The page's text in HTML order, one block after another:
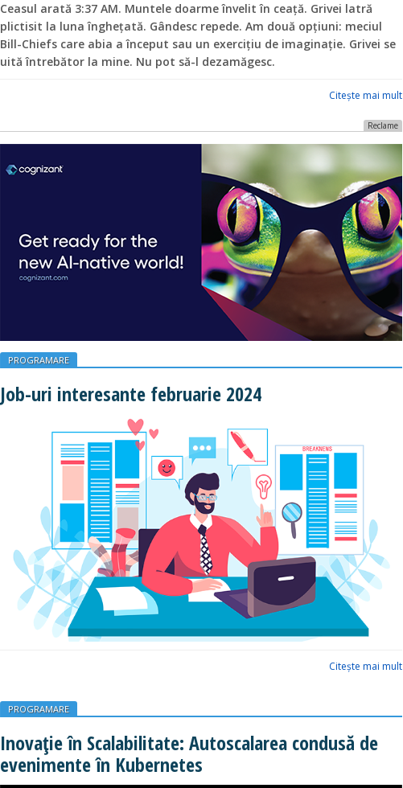
Ceasul arată 3:37 AM. Muntele doarme învelit în ceață. Grivei latră
plictisit la luna înghețată. Gândesc repede. Am două opțiuni: meciul
Bill-Chiefs care abia a început sau un exercițiu de imaginație. Grivei se
uită întrebător la mine. Nu pot să-l dezamăgesc.
Citeşte mai mult
Reclame
PROGRAMARE
Job-uri interesante februarie 2024
Citeşte mai mult
PROGRAMARE
Inovație în Scalabilitate: Autoscalarea condusă de
evenimente în Kubernetes